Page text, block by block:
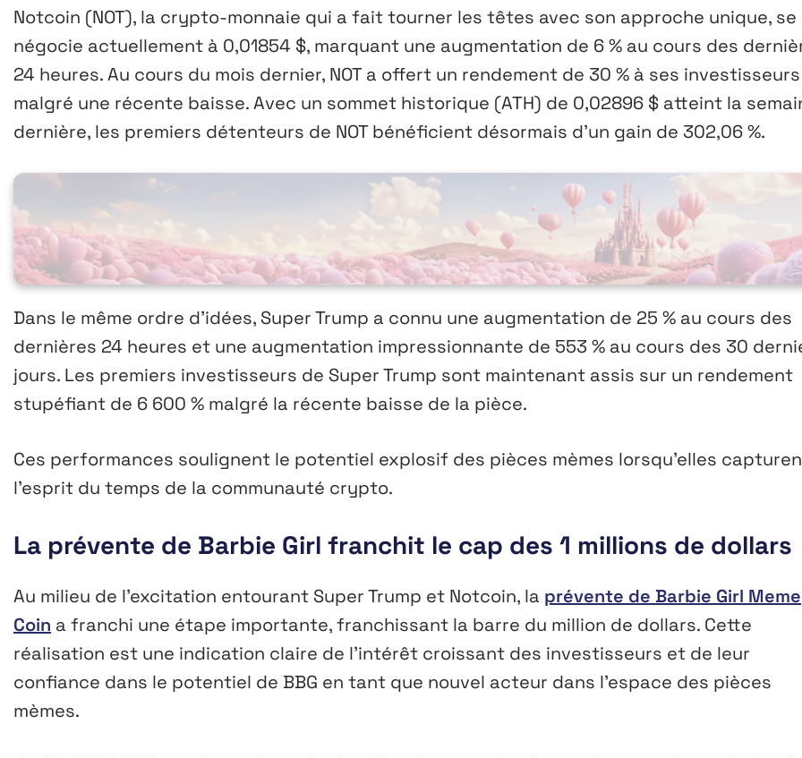
Notcoin (NOT), la crypto-monnaie qui a fait tourner les têtes avec son approche unique, se
négocie actuellement à 0,01854 $, marquant une augmentation de 6 % au cours des
24 heures. Au cours du mois dernier, NOT a offert un rendement de 30 % à ses investisseurs
malgré une récente baisse. Avec un sommet historique (ATH) de 0,02896 $ atteint la
dernière, les premiers détenteurs de NOT bénéficient désormais d’un gain de 302,06 %.
Dans le même ordre d’idées, Super Trump a connu une augmentation de 25 % au cours des
dernières 24 heures et une augmentation impressionnante de 553 % au cours des 30
jours. Les premiers investisseurs de Super Trump sont maintenant assis sur un rendement
stupéfiant de 6 600 % malgré la récente baisse de la pièce.
Ces performances soulignent le potentiel explosif des pièces mèmes lorsqu’elles
l’esprit du temps de la communauté crypto.
La prévente de Barbie Girl franchit le cap des 1 millions de dollars
Au milieu de l’excitation entourant Super Trump et Notcoin, la prévente de Barbie Girl Meme
Coin a franchi une étape importante, franchissant la barre du million de dollars. Cette
réalisation est une indication claire de l’intérêt croissant des investisseurs et de leur
confiance dans le potentiel de BBG en tant que nouvel acteur dans l’espace des pièces
mèmes.